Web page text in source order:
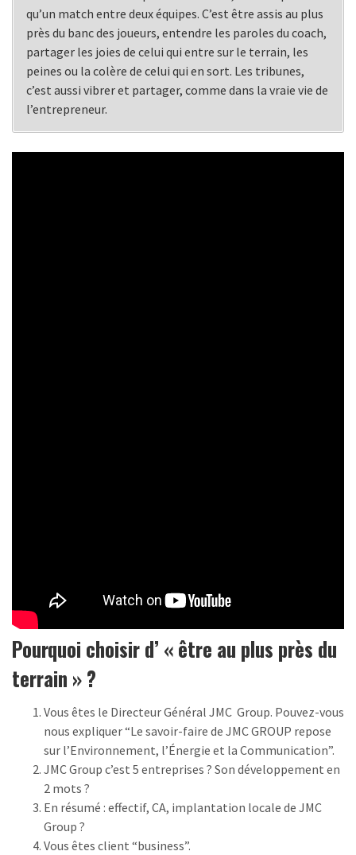
qu’un match entre deux équipes. C’est être assis au plus
près du banc des joueurs, entendre les paroles du coach,
partager les joies de celui qui entre sur le terrain, les
peines ou la colère de celui qui en sort. Les tribunes,
c’est aussi vibrer et partager, comme dans la vraie vie de
l’entrepreneur.
Pourquoi choisir d’ « être au plus près du
terrain » ?
Vous êtes le Directeur Général JMC Group. Pouvez-vous
nous expliquer “Le savoir-faire de JMC GROUP repose
sur l’Environnement, l’Énergie et la Communication”.
JMC Group c’est 5 entreprises ? Son développement en
2 mots ?
En résumé : effectif, CA, implantation locale de JMC
Group ?
Vous êtes client “business”.